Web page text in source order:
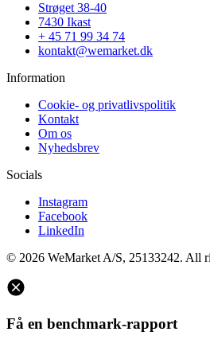
Strøget 38-40
7430 Ikast
+ 45 71 99 34 74
kontakt@wemarket.dk
Information
Cookie- og privatlivspolitik
Kontakt
Om os
Nyhedsbrev
Socials
Instagram
Facebook
LinkedIn
© 2026 WeMarket A/S, 25133242. All
Få en benchmark-rapport